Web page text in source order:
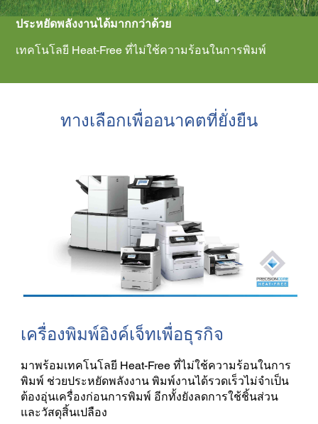
ประหยัดพลังงานได้มากกว่าด้วย
เทคโนโลยี Heat-Free ที่ไม่ใช้ความร้อนในการพิมพ์
ทางเลือกเพื่ออนาคตที่ยั่งยืน
เครื่องพิมพ์อิงค์เจ็ทเพื่อธุรกิจ
มาพร้อมเทคโนโลยี Heat-Free ที่ไม่ใช้ความร้อนในการ
พิมพ์ ช่วยประหยัดพลังงาน พิมพ์งานได้รวดเร็วไม่จำเป็น
ต้องอุ่นเครื่องก่อนการพิมพ์ อีกทั้งยังลดการใช้ชิ้นส่วน
และวัสดุสิ้นเปลือง